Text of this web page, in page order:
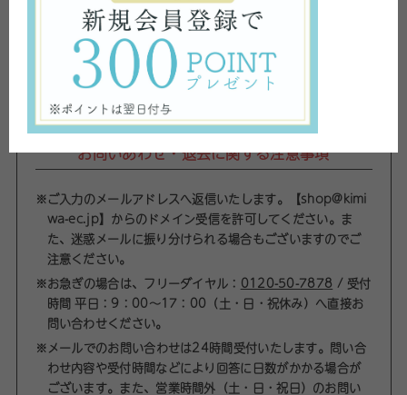
必須
お問いあわせ・退会に関する注意事項
※ご入力のメールアドレスへ返信いたします。【shop@kimi
wa-ec.jp】からのドメイン受信を許可してください。ま
た、迷惑メールに振り分けられる場合もございますのでご
注意ください。
※お急ぎの場合は、フリーダイヤル： 0120-50-7878 / 受付
時間 平日：9：00～17：00（土・日・祝休み）へ直接お
問い合わせください。
※メールでのお問い合わせは24時間受付いたします。問い合
わせ内容や受付時間などにより回答に日数がかかる場合が
ございます。また、営業時間外（土・日・祝日）のお問い